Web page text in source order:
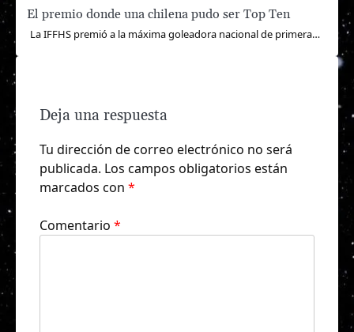
El premio donde una chilena pudo ser Top Ten
La IFFHS premió a la máxima goleadora nacional de primera…
Deja una respuesta
Tu dirección de correo electrónico no será
publicada. Los campos obligatorios están
marcados con *
Comentario *